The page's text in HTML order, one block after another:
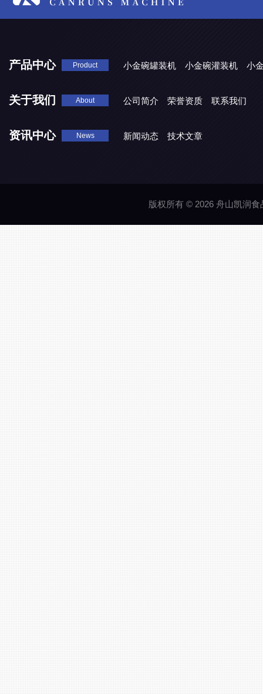
产品中心 Product 小金碗罐装机 小金碗灌装机 小
关于我们 About 公司简介 荣誉资质 联系我们
资讯中心 News 新闻动态 技术文章
版权所有 © 2026 舟山凯润